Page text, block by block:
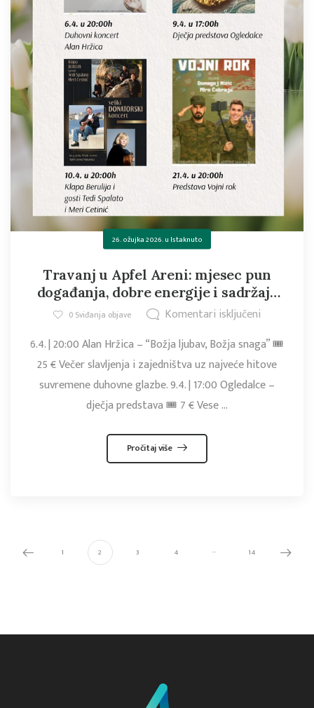
26. ožujka 2026.u Istaknuto
Travanj u Apfel Areni: mjesec pun
događanja, dobre energije i sadržaja
za sve generacije!
0Sviđanja objave
Komentari isključeni
6.4. | 20:00 Alan Hržica – “Božja ljubav, Božja snaga” 🎟️
25 € Večer slavljenja i zajedništva uz najveće hitove
suvremene duhovne glazbe. 9.4. | 17:00 Ogledalce –
dječja predstava 🎟️ 7 € Vese ...
Pročitaj više
1 2 3 4 … 14